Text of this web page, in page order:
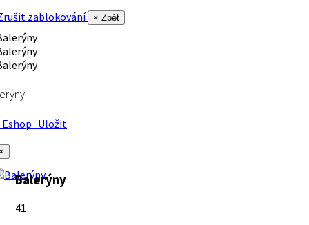
zablokování
× Zpět
Uložit
Balerýny
41